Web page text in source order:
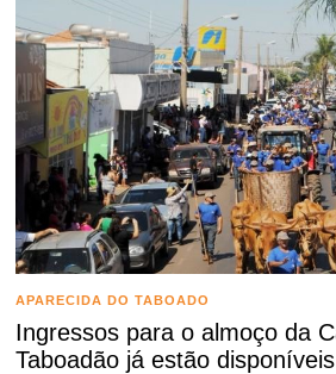
APARECIDA DO TABOADO
Ingressos para o almoço da
Taboadão já estão disponíveis